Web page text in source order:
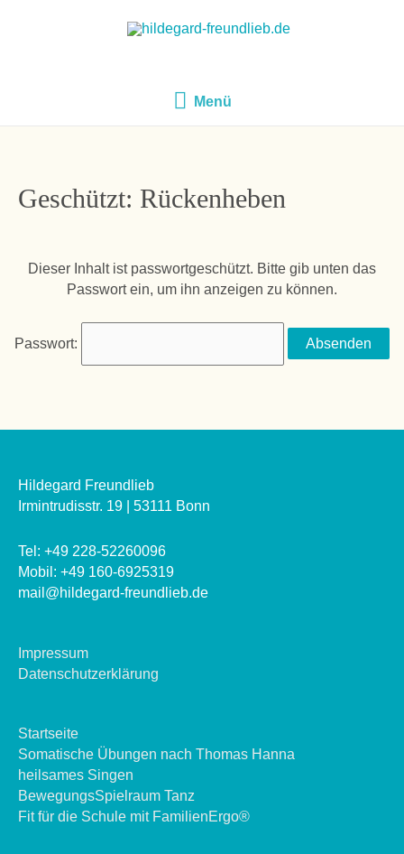
Menü
Menü
Geschützt: Rückenheben
Dieser Inhalt ist passwortgeschützt. Bitte gib unten das
Passwort ein, um ihn anzeigen zu können.
Passwort:
Hildegard Freundlieb
Irmintrudisstr. 19 | 53111 Bonn
Tel: +49 228-52260096
Mobil: +49 160-6925319
mail@hildegard-freundlieb.de
Impressum
Datenschutzerklärung
Startseite
Somatische Übungen nach Thomas Hanna
heilsames Singen
BewegungsSpielraum Tanz
Fit für die Schule mit FamilienErgo®